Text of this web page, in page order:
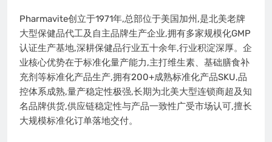
Pharmavite创立于1971年,总部位于美国加州,是北美老牌
大型保健品代工及自主品牌生产企业,拥有多家规模化GMP
认证生产基地,深耕保健品行业五十余年,行业积淀深厚。企
业核心优势在于标准化量产能力,主打维生素、基础膳食补
充剂等标准化产品生产,拥有200+成熟标准化产品SKU,品
控体系成熟,量产稳定性极强,长期为北美大型连锁商超及知
名品牌供货,供应链稳定性与产品一致性广受市场认可,擅长
大规模标准化订单落地交付。